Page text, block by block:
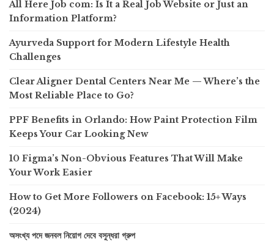
All Here Job com: Is It a Real Job Website or Just an
Information Platform?
Ayurveda Support for Modern Lifestyle Health
Challenges
Clear Aligner Dental Centers Near Me — Where’s the
Most Reliable Place to Go?
PPF Benefits in Orlando: How Paint Protection Film
Keeps Your Car Looking New
10 Figma’s Non-Obvious Features That Will Make
Your Work Easier
How to Get More Followers on Facebook: 15+ Ways
(2024)
অসংখ্য পদে জনবল নিয়োগ দেবে বসুন্ধরা গ্রুপ